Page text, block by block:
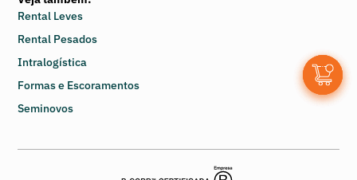
Rental Leves
Rental Pesados
Intralogística
Formas e Escoramentos
Seminovos
0